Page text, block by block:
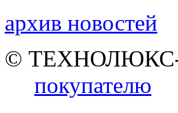
архив новостей
©
покупателю